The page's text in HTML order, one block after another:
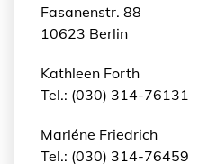
Fasanenstr. 88
10623 Berlin
Kathleen Forth
Tel.: (030) 314-76131
Marléne Friedrich
Tel.: (030) 314-76459